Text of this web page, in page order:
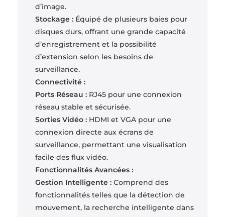
d’image.
Stockage :Équipé de plusieurs baies pour
disques durs, offrant une grande capacité
d’enregistrement et la possibilité
d’extension selon les besoins de
surveillance.
Connectivité :
Ports Réseau :RJ45 pour une connexion
réseau stable et sécurisée.
Sorties Vidéo :HDMI et VGA pour une
connexion directe aux écrans de
surveillance, permettant une visualisation
facile des flux vidéo.
Fonctionnalités Avancées :
Gestion Intelligente :Comprend des
fonctionnalités telles que la détection de
mouvement, la recherche intelligente dans